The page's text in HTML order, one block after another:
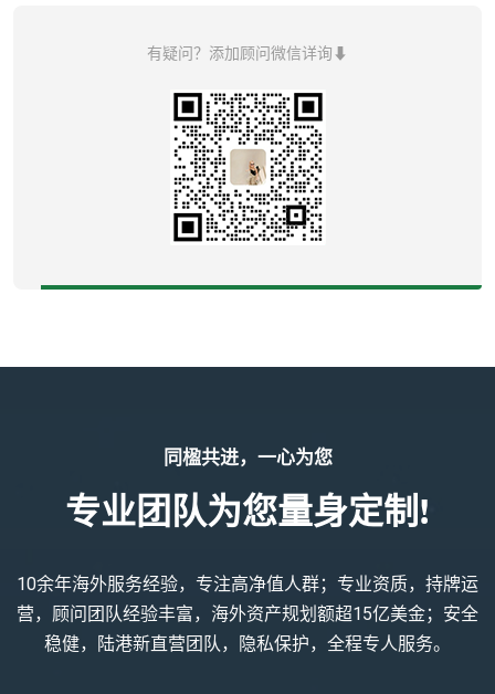
有疑问？添加顾问微信详询⬇
同楹共进，一心为您
专业团队为您量身定制!
10余年海外服务经验，专注高净值人群；专业资质，持牌运
营，顾问团队经验丰富，海外资产规划额超15亿美金；安全
稳健，陆港新直营团队，隐私保护，全程专人服务。